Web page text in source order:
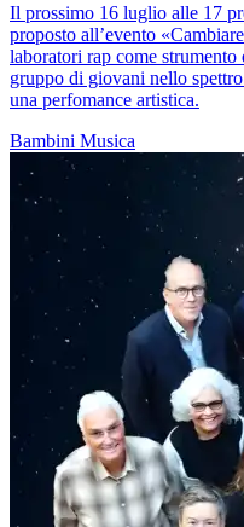
Il prossimo 16 luglio alle 17
proposto all’evento
laboratori rap come strumento
gruppo di giovani nello
una perfomance artistica.
Bambini Musica